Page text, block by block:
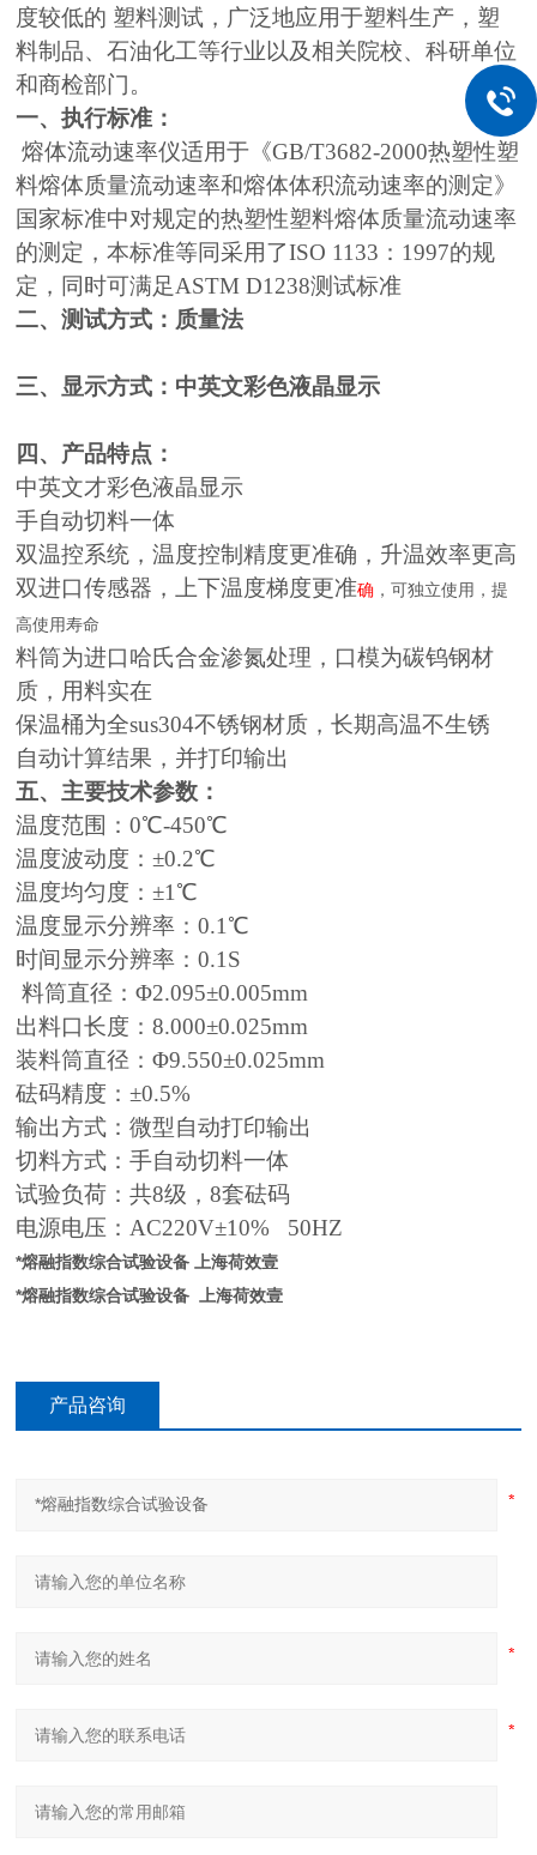
度较低的 塑料测试，广泛地应用于塑料生产，塑
料制品、石油化工等行业以及相关院校、科研单位
和商检部门。
一、执行标准：
熔体流动速率仪适用于《GB/T3682-2000热塑性塑
料熔体质量流动速率和熔体体积流动速率的测定》
国家标准中对规定的热塑性塑料熔体质量流动速率
的测定，本标准等同采用了ISO 1133：1997的规
定，同时可满足ASTM D1238测试标准
二、测试方式：质量法
三、显示方式：中英文彩色液晶显示
四、产品特点：
中英文才彩色液晶显示
手自动切料一体
双温控系统，温度控制精度更准确，升温效率更高
双进口传感器，上下温度梯度更准确 ，可独立使用，提
高使用寿命
料筒为进口哈氏合金渗氮处理，口模为碳钨钢材
质，用料实在
保温桶为全sus304不锈钢材质，长期高温不生锈
自动计算结果，并打印输出
五、主要技术参数：
温度范围：0℃-450℃
温度波动度：±0.2℃
温度均匀度：±1℃
温度显示分辨率：0.1℃
时间显示分辨率：0.1S
料筒直径：Φ2.095±0.005mm
出料口长度：8.000±0.025mm
装料筒直径：Φ9.550±0.025mm
砝码精度：±0.5%
输出方式：微型自动打印输出
切料方式：手自动切料一体
试验负荷：共8级，8套砝码
电源电压：AC220V±10% 50HZ
*熔融指数综合试验设备 上海荷效壹
*熔融指数综合试验设备 上海荷效壹
产品咨询